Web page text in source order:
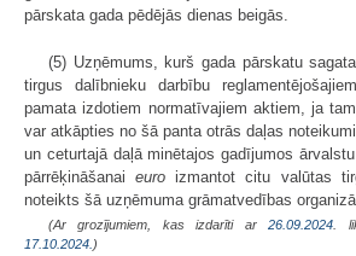
pārskata gada pēdējās dienas beigās.
(5) Uzņēmums, kurš gada pārskatu
tirgus dalībnieku darbību
pamata izdotiem normatīvajiem aktiem, ja
var atkāpties no šā panta otrās daļas
un ceturtajā daļā minētajos gadījumos
pārrēķināšanaieuro izmantot citu valūtas
noteikts šā uzņēmuma grāmatvedības
(Ar grozījumiem, kas izdarīti ar26.09.2024 .
17.10.2024. )